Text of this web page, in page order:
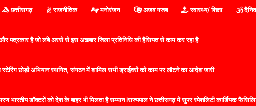
छत्तीसगढ़ राजनीतिक मनोरंजन अजब गजब स्वास्थ्य/ शिक्षा
और पत्रकार है जो लंबे अरसे से इस अखबार जिला प्रतिनिधि की हैसियत से काम कर रहा है
स्टेरिंग छोड़ों अभियान स्थगित, संगठन में शामिल सभी ड्राईवरों को काम पर लौटने का आदेश जारी
भारतीय डॉक्टरों को देश के बाहर भी मिलता है सम्मान lराज्यपाल ने छत्तीसगढ़ में सुपर स्पेशलिटी कार्डियक